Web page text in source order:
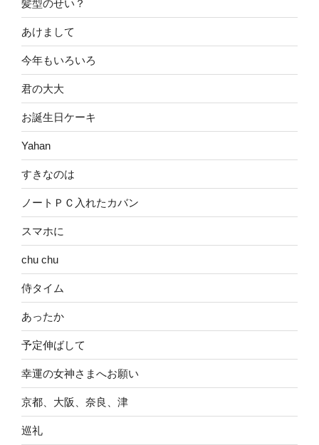
髪型のせい？
あけまして
今年もいろいろ
君の大大
お誕生日ケーキ
Yahan
すきなのは
ノートＰＣ入れたカバン
スマホに
chu chu
侍タイム
あったか
予定伸ばして
幸運の女神さまへお願い
京都、大阪、奈良、津
巡礼